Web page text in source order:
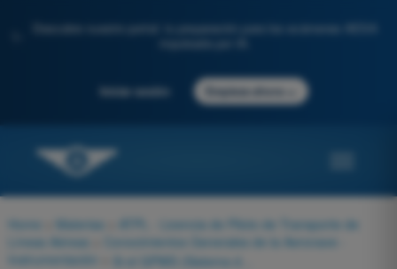
Descubre nuestro portal: tu preparación para los exámenes AESA
Iniciar sesión Empieza ahora
Home Materias
ATPL - Licencia de Piloto de Transporte de
Líneas Aéreas
Conocimientos Generales de la Aeronave -
Instrumentación